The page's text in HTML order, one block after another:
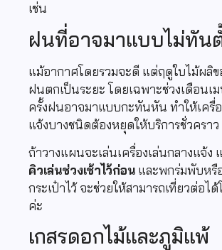
เช่น
ฝนที่อาจมาแบบไม่ทัน
แม้อากาศโดยรวมจะดี แต่ฤดูใบไม้ผลิข
ฝนตกเป็นระยะ โดยเฉพาะช่วงเดือนเ
ครั้งฝนอาจมาแบบกะทันหัน ทำให้เครื่อ
แจ้งบางชนิดต้องหยุดให้บริการชั่วคราว
ถ้าวางแผนจะเล่นเครื่องเล่นกลางแจ้ง
คิวเล่นช่วงเช้าไว้ก่อน และพกร่มพับหรื
กระเป๋าไว้ จะช่วยให้สามารถเที่ยวต่อไ
ค่ะ
เกสรดอกไม้และภูมิแพ้